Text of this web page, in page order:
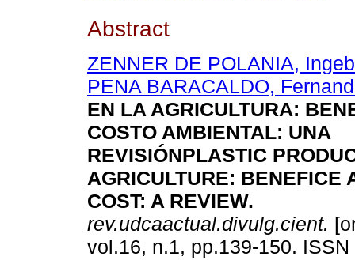
Abstract
ZENNER DE POLANIA,
PENA BARACALDO,
EN LA AGRICULTURA:
COSTO AMBIENTAL: UNA
REVISIÓNPLASTIC
AGRICULTURE: BENEFICE
COST: A REVIEW.
rev.udcaactual.divulg.cient.
vol.16, n.1, pp.139-150.